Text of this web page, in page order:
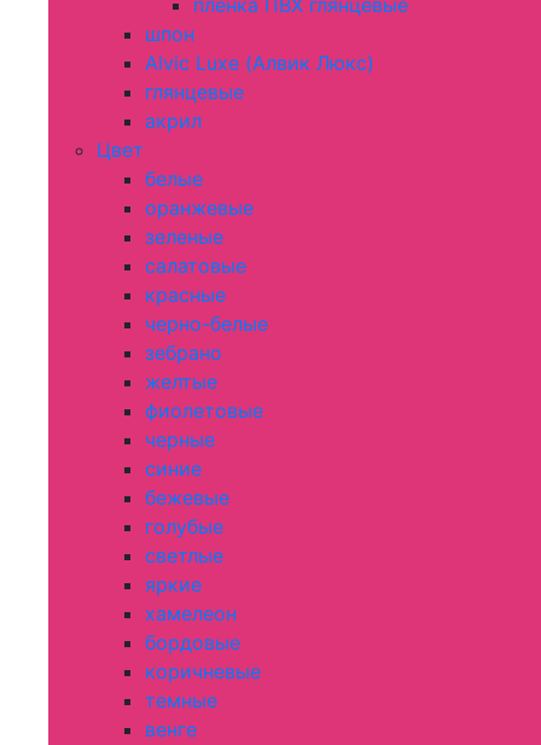
пленка ПВХ глянцевые
шпон
Alvic Luxe (Алвик Люкс)
глянцевые
акрил
Цвет
белые
оранжевые
зеленые
салатовые
красные
черно-белые
зебрано
желтые
фиолетовые
черные
синие
бежевые
голубые
светлые
яркие
хамелеон
бордовые
коричневые
темные
венге